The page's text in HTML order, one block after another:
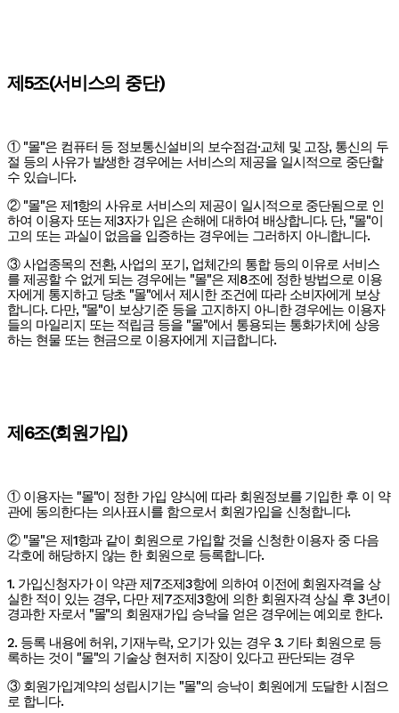
제5조(서비스의 중단)
① "몰"은 컴퓨터 등 정보통신설비의 보수점검·교체 및 고장, 통신의 두
절 등의 사유가 발생한 경우에는 서비스의 제공을 일시적으로 중단할
수 있습니다.
② "몰"은 제1항의 사유로 서비스의 제공이 일시적으로 중단됨으로 인
하여 이용자 또는 제3자가 입은 손해에 대하여 배상합니다. 단, "몰"이
고의 또는 과실이 없음을 입증하는 경우에는 그러하지 아니합니다.
③ 사업종목의 전환, 사업의 포기, 업체간의 통합 등의 이유로 서비스
를 제공할 수 없게 되는 경우에는 "몰"은 제8조에 정한 방법으로 이용
자에게 통지하고 당초 "몰"에서 제시한 조건에 따라 소비자에게 보상
합니다. 다만, "몰"이 보상기준 등을 고지하지 아니한 경우에는 이용자
들의 마일리지 또는 적립금 등을 "몰"에서 통용되는 통화가치에 상응
하는 현물 또는 현금으로 이용자에게 지급합니다.
제6조(회원가입)
① 이용자는 "몰"이 정한 가입 양식에 따라 회원정보를 기입한 후 이 약
관에 동의한다는 의사표시를 함으로서 회원가입을 신청합니다.
② "몰"은 제1항과 같이 회원으로 가입할 것을 신청한 이용자 중 다음
각호에 해당하지 않는 한 회원으로 등록합니다.
1. 가입신청자가 이 약관 제7조제3항에 의하여 이전에 회원자격을 상
실한 적이 있는 경우, 다만 제7조제3항에 의한 회원자격 상실 후 3년이
경과한 자로서 "몰"의 회원재가입 승낙을 얻은 경우에는 예외로 한다.
2. 등록 내용에 허위, 기재누락, 오기가 있는 경우 3. 기타 회원으로 등
록하는 것이 "몰"의 기술상 현저히 지장이 있다고 판단되는 경우
③ 회원가입계약의 성립시기는 "몰"의 승낙이 회원에게 도달한 시점으
로 합니다.